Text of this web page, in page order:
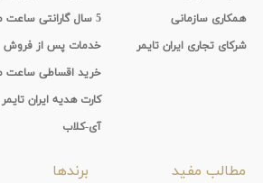
همکاری سازمانی
شرکای تجاری ایران تایمر
5 سال گارانتی ساعت مچی
خدمات پس از فروش
خرید اقساطی ساعت
کارت هدیه ایران تایمر
آی-کلاب
مطالب مفید برندها